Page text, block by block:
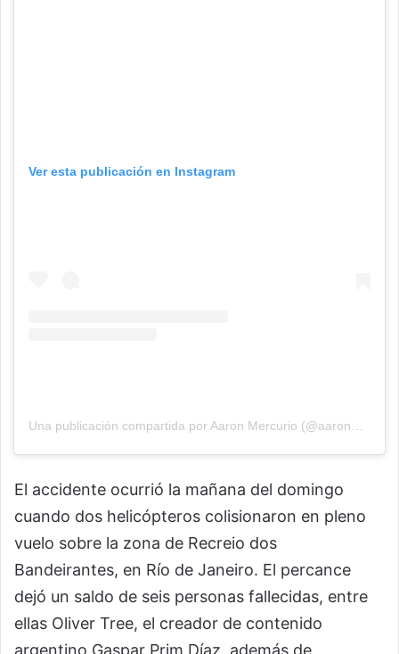
Ver esta publicación en Instagram
Una publicación compartida por Aaron Mercurio (@aaronmercury)
El accidente ocurrió la mañana del domingo
cuando dos helicópteros colisionaron en pleno
vuelo sobre la zona de Recreio dos
Bandeirantes, en Río de Janeiro. El percance
dejó un saldo de seis personas fallecidas, entre
ellas Oliver Tree, el creador de contenido